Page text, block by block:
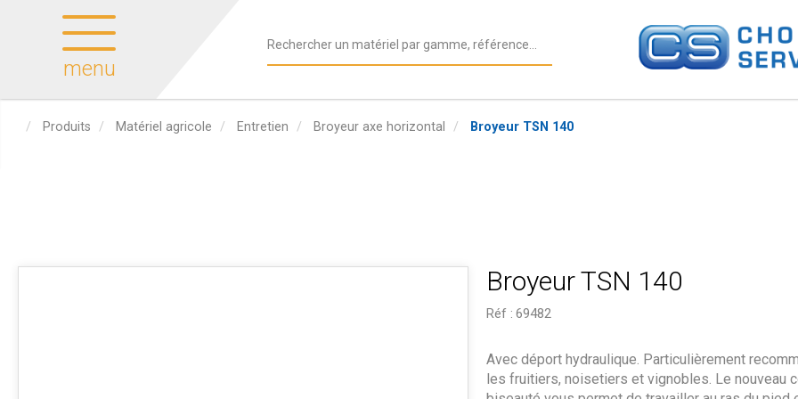
menu
Produits Matériel agricole Entretien Broyeur axe horizontal Broyeur TSN 140
Broyeur TSN 140
Réf : 69482
Avec déport hydraulique. Particulièrement
les fruitiers, noisetiers et vignobles. Le nouveau